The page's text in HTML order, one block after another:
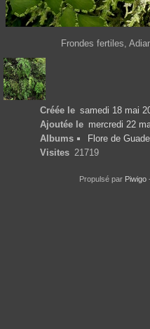
Frondes fertiles,
Créée le samedi 18 mai
Ajoutée le mercredi 22
Albums
Flore de
Visites 21719
Propulsé par Piwigo -